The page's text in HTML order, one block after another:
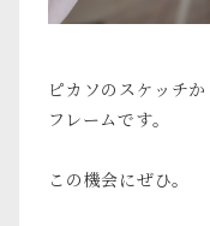
ピカソのスケッチ
フレームです。
この機会にぜひ。